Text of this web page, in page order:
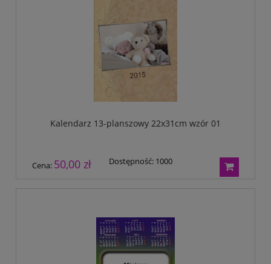
Kalendarz 13-planszowy 22x31cm wzór 01
Cena: 50,00 zł Dostępność: 1000